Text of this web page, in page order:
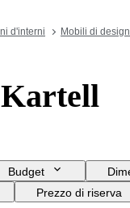
d'interni
Mobili di
Budget
Prezzo di riserva